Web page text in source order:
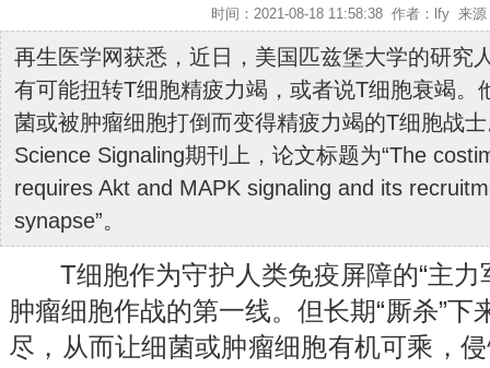
时间：2021-08-18 11:58:38 作者：lfy 来源
再生医学网获悉，近日，美国匹兹堡大学的研究
有可能扭转T细胞精疲力竭，或者说T细胞衰竭。
菌或被肿瘤细胞打倒而变得精疲力竭的T细胞战
Science Signaling期刊上，论文标题为“The
requires Akt and MAPK signaling and its
synapse”。
T细胞作为守护人类免疫屏障的“主力
肿瘤细胞作战的第一线。但长期“厮杀”下
尽，从而让细菌或肿瘤细胞有机可乘，